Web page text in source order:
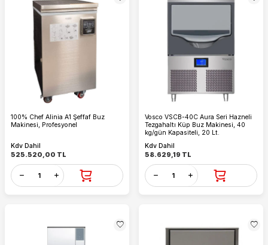
100% Chef Alinia A1 Şeffaf Buz
Makinesi, Profesyonel
Kdv Dahil
525.520,00 TL
Vosco VSCB-40C Aura Seri Hazneli
Tezgahaltı Küp Buz Makinesi, 40
kg/gün Kapasiteli, 20 Lt.
Kdv Dahil
58.629,19 TL